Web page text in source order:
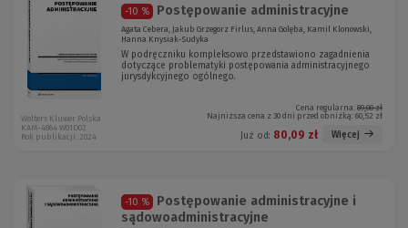
-10 % Postępowanie administracyjne
Agata Cebera, Jakub Grzegorz Firlus, Anna Golęba, Kamil Klonowski,
Hanna Knysiak-Sudyka
W podręczniku kompleksowo przedstawiono zagadnienia
dotyczące problematyki postępowania administracyjnego
jurysdykcyjnego ogólnego.
Cena regularna: 89,00 zł
Najniższa cena z 30 dni przed obniżką: 60,52 zł
Już od: 80,09 zł Więcej
Wolters Kluwer Polska
KAM-4864 W01D02
Rok publikacji: 2024
-10 %
Postępowanie administracyjne i
sądowoadministracyjne